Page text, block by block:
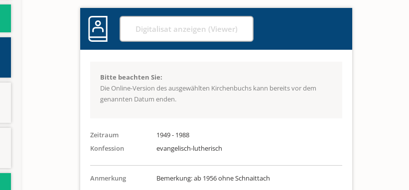
Digitalisat anzeigen (Viewer)
Bitte beachten Sie:
Die Online-Version des ausgewählten Kirchenbuchs kann bereits vor dem
genannten Datum enden.
Zeitraum
1949 - 1988
Konfession
evangelisch-lutherisch
Anmerkung Bemerkung: ab 1956 ohne Schnaittach